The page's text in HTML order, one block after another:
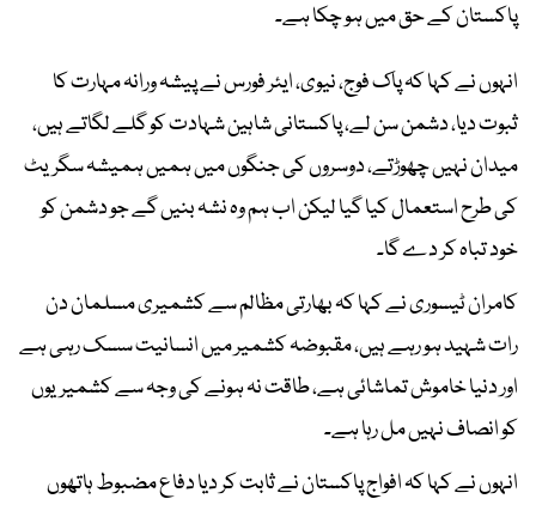
پاکستان کے حق میں ہو چکا ہے۔
انہوں نے کہا کہ پاک فوج، نیوی، ایئر فورس نے پیشہ ورانہ مہارت کا
ثبوت دیا، دشمن سن لے، پاکستانی شاہین شہادت کو گلے لگاتے ہیں،
میدان نہیں چھوڑتے، دوسروں کی جنگوں میں ہمیں ہمیشہ سگریٹ
کی طرح استعمال کیا گیا لیکن اب ہم وہ نشہ بنیں گے جو دشمن کو
خود تباہ کر دے گا۔
کامران ٹیسوری نے کہا کہ بھارتی مظالم سے کشمیری مسلمان دن
رات شہید ہو رہے ہیں، مقبوضہ کشمیر میں انسانیت سسک رہی ہے
اور دنیا خاموش تماشائی ہے، طاقت نہ ہونے کی وجہ سے کشمیریوں
کو انصاف نہیں مل رہا ہے۔
انہوں نے کہا کہ افواج پاکستان نے ثابت کر دیا دفاع مضبوط ہاتھوں